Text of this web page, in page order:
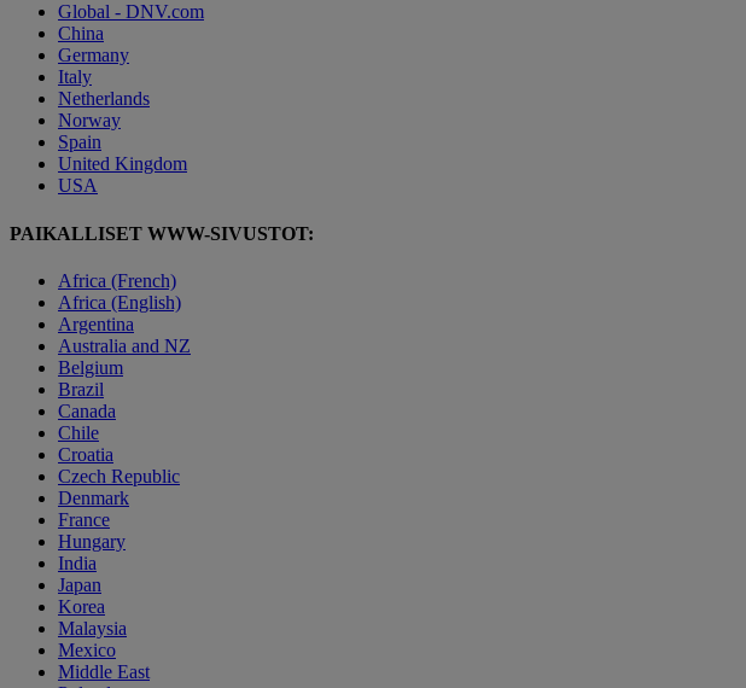
Global - DNV.com
China
Germany
Italy
Netherlands
Norway
Spain
United Kingdom
USA
PAIKALLISET WWW-SIVUSTOT:
Africa (French)
Africa (English)
Argentina
Australia and NZ
Belgium
Brazil
Canada
Chile
Croatia
Czech Republic
Denmark
France
Hungary
India
Japan
Korea
Malaysia
Mexico
Middle East